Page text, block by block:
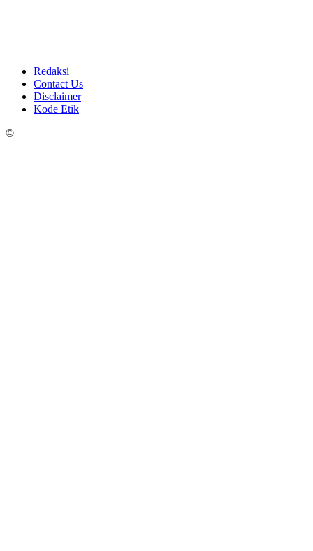
Redaksi
Contact Us
Disclaimer
Kode Etik
©